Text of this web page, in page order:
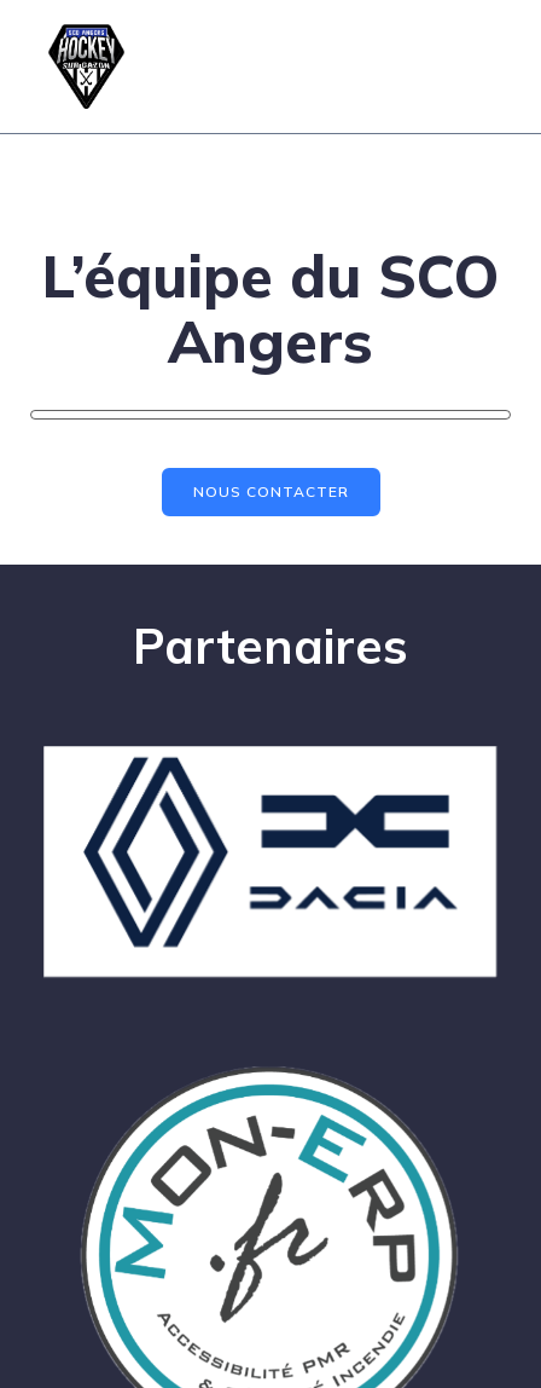
L’équipe du SCO
Angers
NOUS CONTACTER
Partenaires